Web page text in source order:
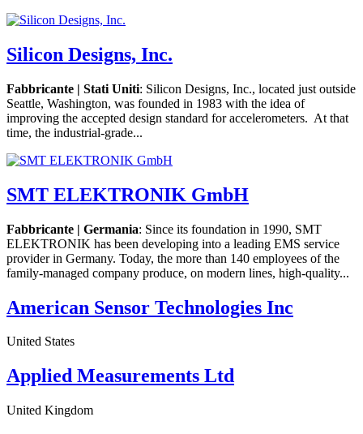
Silicon Designs, Inc.
Fabbricante | Stati Uniti: Silicon Designs, Inc., located just outside
Seattle, Washington, was founded in 1983 with the idea of
improving the accepted design standard for accelerometers. At that
time, the industrial-grade...
SMT ELEKTRONIK GmbH
Fabbricante | Germania: Since its foundation in 1990, SMT
ELEKTRONIK has been developing into a leading EMS service
provider in Germany. Today, the more than 140 employees of the
family-managed company produce, on modern lines, high-quality...
American Sensor Technologies Inc
United States
Applied Measurements Ltd
United Kingdom